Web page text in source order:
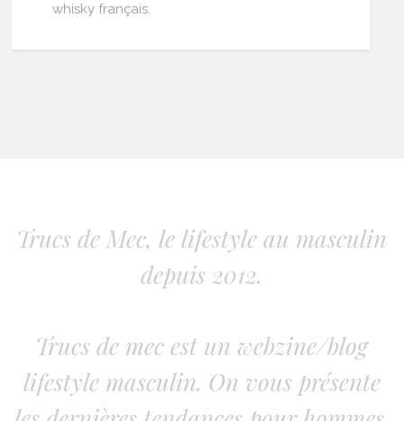
whisky français.
Trucs de Mec, le lifestyle au masculin
depuis 2012.
Trucs de mec est un webzine/blog
lifestyle masculin. On vous présente